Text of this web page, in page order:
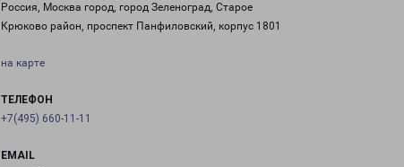
Россия, Москва город, город Зеленоград, Старое
Крюково район, проспект Панфиловский, корпус 1801
на карте
ТЕЛЕФОН
+7(495) 660-11-11
EMAIL